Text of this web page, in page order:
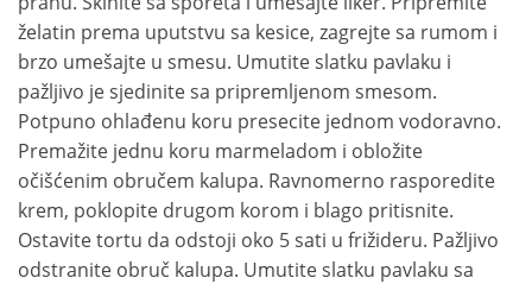
želatin prema uputstvu sa kesice, zagrejte sa rumom i
brzo umešajte u smesu. Umutite slatku pavlaku i
pažljivo je sjedinite sa pripremljenom smesom.
Potpuno ohlađenu koru presecite jednom vodoravno.
Premažite jednu koru marmeladom i obložite
očišćenim obručem kalupa. Ravnomerno rasporedite
krem, poklopite drugom korom i blago pritisnite.
Ostavite tortu da odstoji oko 5 sati u frižideru. Pažljivo
odstranite obruč kalupa. Umutite slatku pavlaku sa